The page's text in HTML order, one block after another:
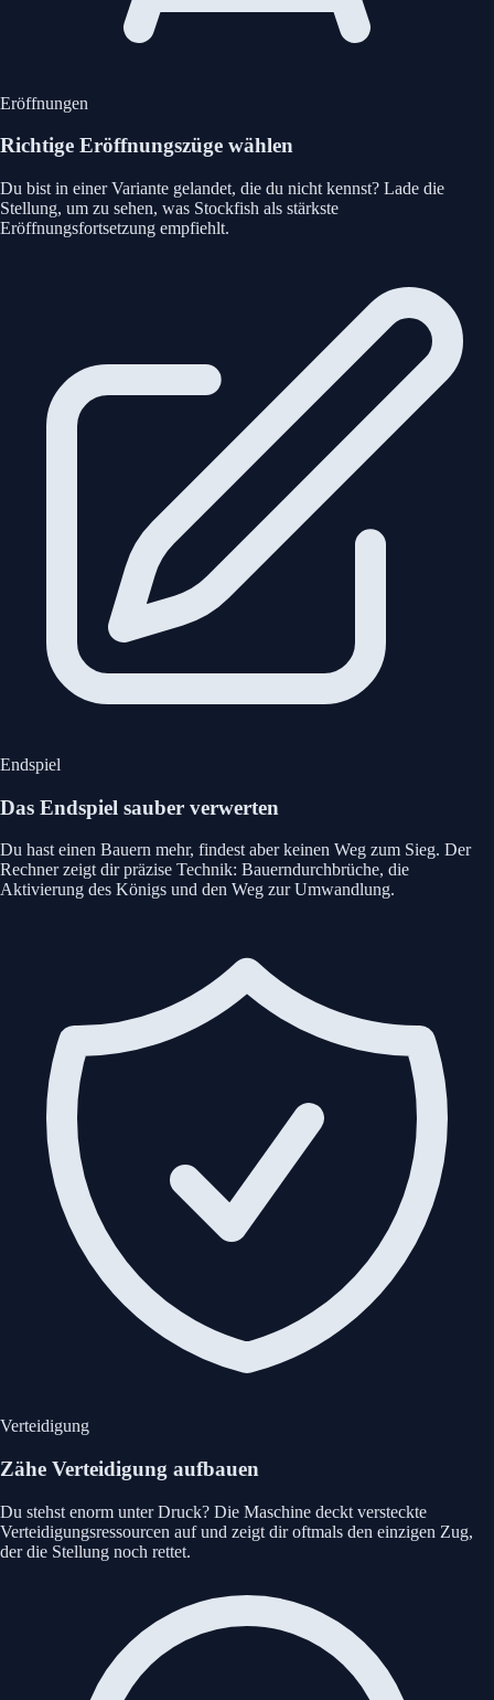
Eröffnungen
Richtige Eröffnungszüge wählen
Du bist in einer Variante gelandet, die du nicht kennst? Lade die
Stellung, um zu sehen, was Stockfish als stärkste
Eröffnungsfortsetzung empfiehlt.
Endspiel
Das Endspiel sauber verwerten
Du hast einen Bauern mehr, findest aber keinen Weg zum Sieg. Der
Rechner zeigt dir präzise Technik: Bauerndurchbrüche, die
Aktivierung des Königs und den Weg zur Umwandlung.
Verteidigung
Zähe Verteidigung aufbauen
Du stehst enorm unter Druck? Die Maschine deckt versteckte
Verteidigungsressourcen auf und zeigt dir oftmals den einzigen Zug,
der die Stellung noch rettet.